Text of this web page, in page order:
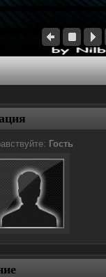
Гость